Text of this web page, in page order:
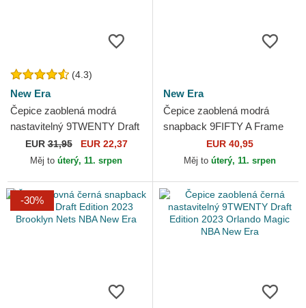
(4.3)
New Era
Čepice zaoblená modrá
nastavitelný 9TWENTY Draft
Edition 2023 Golden State
Warriors NBA New Era
EUR31,95 EUR 22,37
Měj to úterý, 11. srpen
New Era
Čepice zaoblená modrá
snapback 9FIFTY A Frame
Precurved Hardwood
Classics Golden State
EUR 40,95
Měj to úterý, 11. srpen
-30%